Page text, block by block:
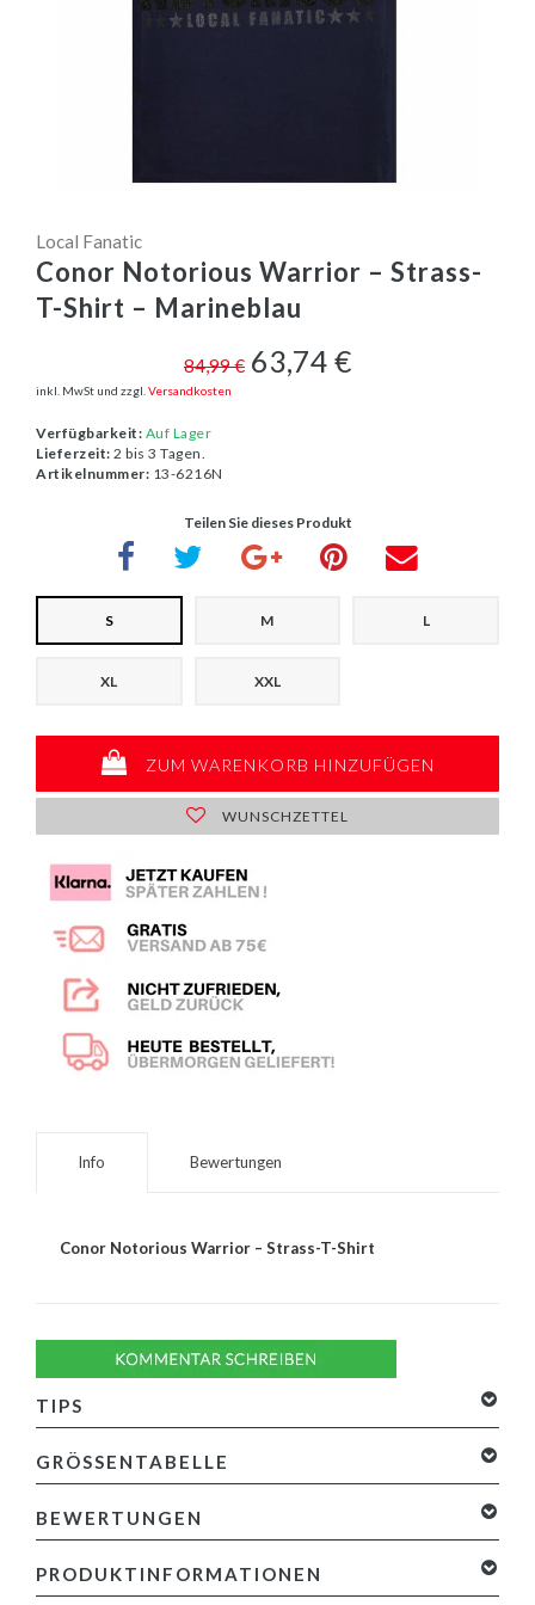
Local Fanatic
Conor Notorious Warrior – Strass-
T-Shirt – Marineblau
84,99 € 63,74 €
inkl. MwSt und zzgl. Versandkosten
Verfügbarkeit: Auf Lager
Lieferzeit: 2 bis 3 Tagen.
Artikelnummer: 13-6216N
Teilen Sie dieses Produkt
S M L
XL XXL
ZUM WARENKORB HINZUFÜGEN
WUNSCHZETTEL
Info Bewertungen
Conor Notorious Warrior – Strass-T-Shirt
TIPS
GRÖSSENTABELLE
BEWERTUNGEN
hinzufügen
PRODUKTINFORMATIONEN